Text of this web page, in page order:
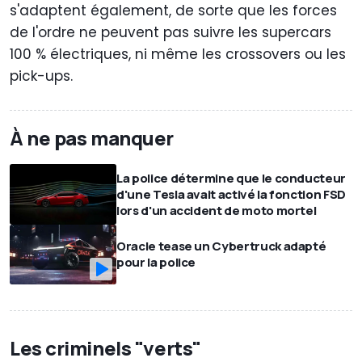
s'adaptent également, de sorte que les forces
de l'ordre ne peuvent pas suivre les supercars
100 % électriques, ni même les crossovers ou les
pick-ups.
À ne pas manquer
La police détermine que le conducteur
d'une Tesla avait activé la fonction FSD
lors d'un accident de moto mortel
Oracle tease un Cybertruck adapté
pour la police
Les criminels "verts"